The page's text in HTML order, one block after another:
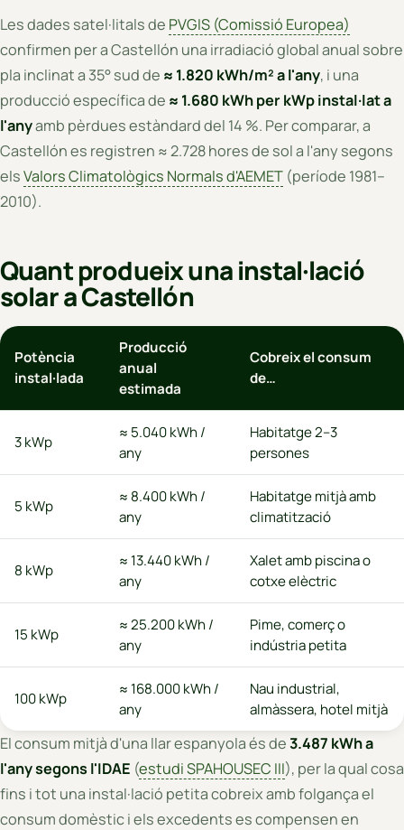
Les dades satel·litals de PVGIS (Comissió Europea)
confirmen per a Castellón una irradiació global anual sobre
pla inclinat a 35° sud de ≈ 1.820 kWh/m² a l'any, i una
producció específica de ≈ 1.680 kWh per kWp instal·lat a
l'anyamb pèrdues estàndard del 14 %. Per comparar, a
Castellón es registren ≈ 2.728 hores de sol a l'any segons
elsValors Climatològics Normals d'AEMET (període 1981–
2010).
Quant produeix una instal·lació
solar a Castellón
Potència
instal·lada
Producció
anual
estimada
Cobreix el consum
de…
3 kWp
≈ 5.040 kWh /
any
Habitatge 2–3
persones
5 kWp
≈ 8.400 kWh /
any
Habitatge mitjà amb
climatització
8 kWp
≈ 13.440 kWh /
any
Xalet amb piscina o
cotxe elèctric
15 kWp
≈ 25.200 kWh /
any
Pime, comerç o
indústria petita
100 kWp
≈ 168.000 kWh /
any
Nau industrial,
almàssera, hotel mitjà
El consum mitjà d'una llar espanyola és de3.487 kWh a
l'any segons l'IDAE (estudi SPAHOUSEC III), per la qual cosa
fins i tot una instal·lació petita cobreix amb folgança el
consum domèstic i els excedents es compensen en